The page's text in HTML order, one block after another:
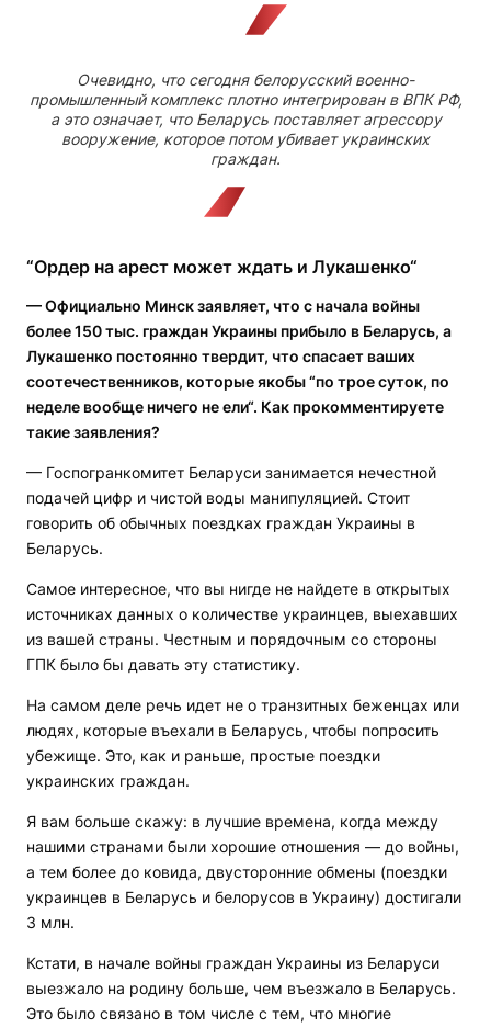
Очевидно, что сегодня белорусский военно-
промышленный комплекс плотно интегрирован в ВПК РФ,
а это означает, что Беларусь поставляет агрессору
вооружение, которое потом убивает украинских
граждан.
“Ордер на арест может ждать и Лукашенко“
— Официально Минск заявляет, что с начала войны
более 150 тыс. граждан Украины прибыло в Беларусь, а
Лукашенко постоянно твердит, что спасает ваших
соотечественников, которые якобы “по трое суток, по
неделе вообще ничего не ели“. Как прокомментируете
такие заявления?
— Госпогранкомитет Беларуси занимается нечестной
подачей цифр и чистой воды манипуляцией. Стоит
говорить об обычных поездках граждан Украины в
Беларусь.
Самое интересное, что вы нигде не найдете в открытых
источниках данных о количестве украинцев, выехавших
из вашей страны. Честным и порядочным со стороны
ГПК было бы давать эту статистику.
На самом деле речь идет не о транзитных беженцах или
людях, которые въехали в Беларусь, чтобы попросить
убежище. Это, как и раньше, простые поездки
украинских граждан.
Я вам больше скажу: в лучшие времена, когда между
нашими странами были хорошие отношения — до войны,
а тем более до ковида, двусторонние обмены (поездки
украинцев в Беларусь и белорусов в Украину) достигали
3 млн.
Кстати, в начале войны граждан Украины из Беларуси
выезжало на родину больше, чем въезжало в Беларусь.
Это было связано в том числе с тем, что многие